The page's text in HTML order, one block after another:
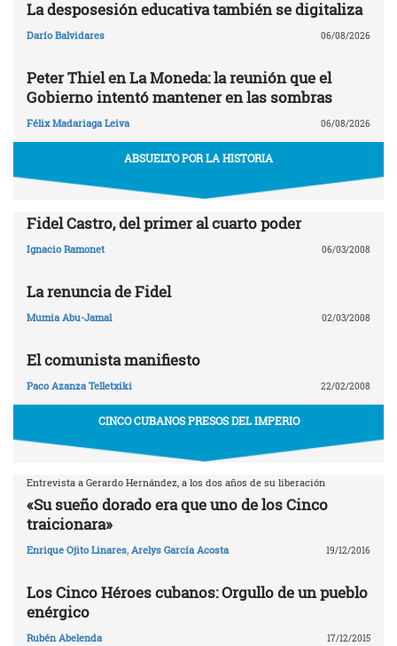
La desposesión educativa también se digitaliza
Darío Balvidares 06/08/2026
Peter Thiel en La Moneda: la reunión que el
Gobierno intentó mantener en las sombras
Félix Madariaga Leiva 06/08/2026
ABSUELTO POR LA HISTORIA
Fidel Castro, del primer al cuarto poder
Ignacio Ramonet 06/03/2008
La renuncia de Fidel
Mumia Abu-Jamal 02/03/2008
El comunista manifiesto
Paco Azanza Telletxiki 22/02/2008
CINCO CUBANOS PRESOS DEL IMPERIO
Entrevista a Gerardo Hernández, a los dos años de su liberación
«Su sueño dorado era que uno de los Cinco
traicionara»
Enrique Ojito Linares, Arelys García Acosta 19/12/2016
Los Cinco Héroes cubanos: Orgullo de un pueblo
enérgico
Rubén Abelenda 17/12/2015